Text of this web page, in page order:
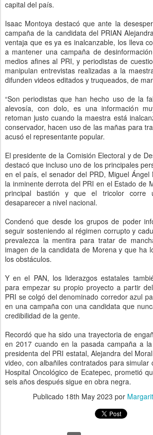
capital del país.
Isaac Montoya destacó que ante la
campaña de la candidata del PRIAN
ventaja que es ya es inalcanzable, los lleva
a mantener una campaña de
medios afines al PRI, y periodistas de
manipulan entrevistas realizadas a la
difunden videos editados y truqueados, de
“Son periodistas que han hecho uso de la
alevosía, con dolo, es una información
retoman justo cuando la maestra está
conservador, hacen uso de las mañas para
acusó el representante popular.
El presidente de la Comisión Electoral y de
destacó que incluso uno de los principales
en el país, el senador del PRD, Miguel Ángel
la inminente derrota del PRI en el Estado de
principal bastión y que el tricolor corre
desaparecer a nivel nacional.
Condenó que desde los grupos de poder
seguir sosteniendo al régimen corrupto y
prevalezca la mentira para tratar de
imagen de la candidata de Morena y que ha
los obstáculos.
Y en el PAN, los liderazgos estatales
para empezar su propio proyecto a partir
PRI se colgó del denominado corredor azul
en una campaña con una candidata que
credibilidad de la gente.
Recordó que ha sido una trayectoria de
en 2017 cuando en la pasada campaña a
presidenta del PRI estatal, Alejandra del
video, con albañiles contratados para simular
Hospital Oncológico de Ecatepec, prometió
seis años después sigue en obra negra.
Publicado 18th May 2023 por